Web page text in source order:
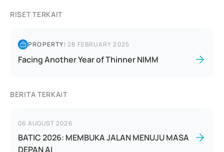
RISET TERKAIT
PROPERTY|28 FEBRUARY 2025
Facing Another Year of Thinner NIMM
BERITA TERKAIT
06 AUGUST 2026
BATIC 2026: MEMBUKA JALAN MENUJU MASA
DEPAN AI